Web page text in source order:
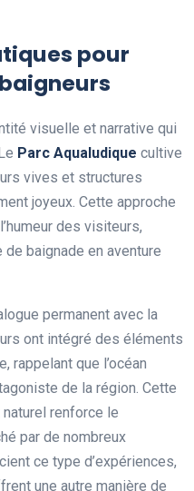
pour
visuelle et narrative qui
Parc Aqualudique cultive
vives et structures
joyeux. Cette approche
des visiteurs,
baignade en aventure
permanent avec la
ont intégré des éléments
rappelant que l’océan
de la région. Cette
naturel renforce le
par de nombreux
ce type d’expériences,
une autre manière de